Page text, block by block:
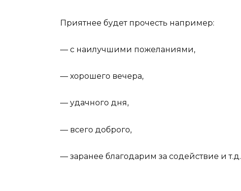
Приятнее будет прочесть например:
— с наилучшими пожеланиями,
— хорошего вечера,
— удачного дня,
— всего доброго,
— заранее благодарим за содействие и т.д.